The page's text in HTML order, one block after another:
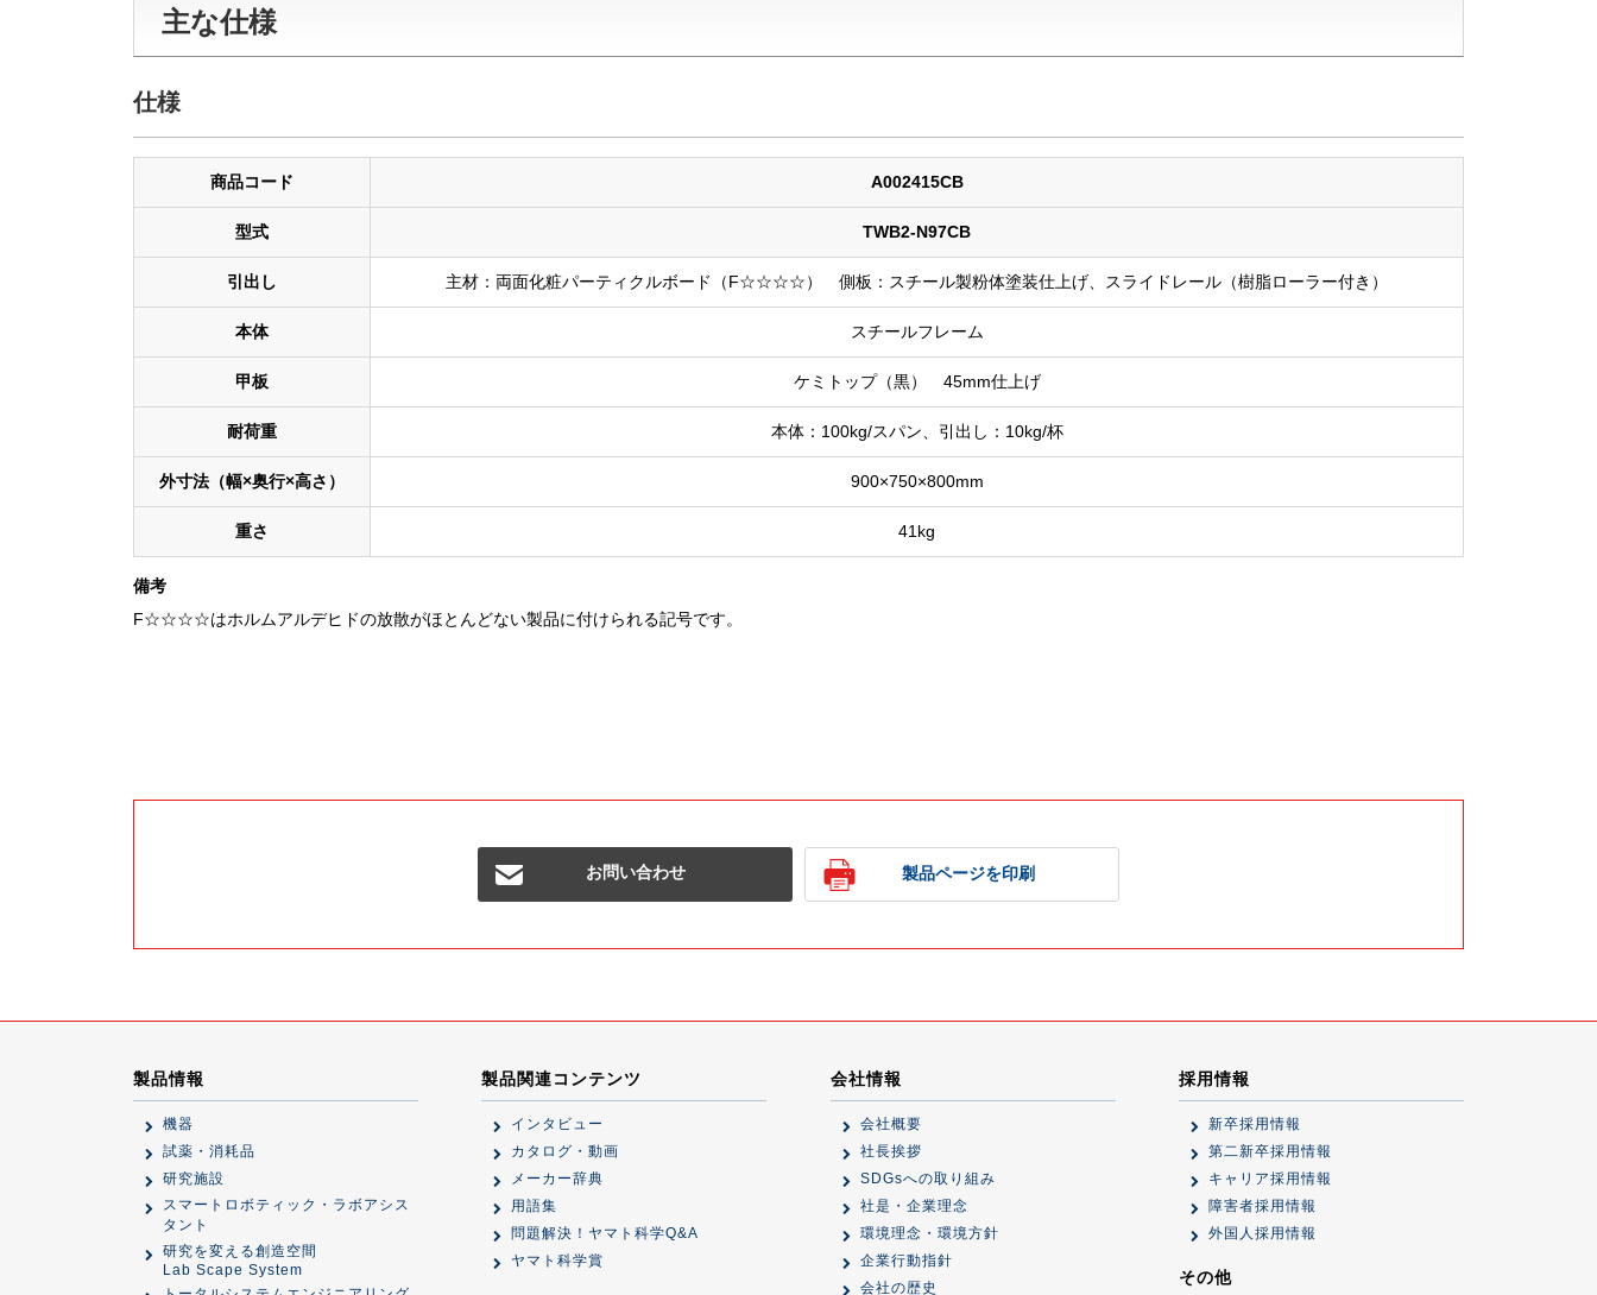
主な仕様
仕様
商品コード A002415CB
型式 TWB2-N97CB
引出し 主材：両面化粧パーティクルボード（F☆☆☆☆） 側板：スチール製粉体塗装仕上げ、スライドレール（樹脂ローラー付き）
本体 スチールフレーム
甲板 ケミトップ（黒） 45mm仕上げ
耐荷重 本体：100kg/スパン、引出し：10kg/杯
外寸法（幅×奥行×高さ） 900×750×800mm
重さ 41kg
備考
F☆☆☆☆はホルムアルデヒドの放散がほとんどない製品に付けられる記号です。
お問い合わせ 製品ページを印刷
製品情報
機器
試薬・消耗品
研究施設
スマートロボティック・ラボアシス
タント
研究を変える創造空間
Lab Scape System
製品関連コンテンツ
インタビュー
カタログ・動画
メーカー辞典
用語集
問題解決！ヤマト科学Q&A
ヤマト科学賞
会社情報
会社概要
社長挨拶
SDGsへの取り組み
社是・企業理念
環境理念・環境方針
企業行動指針
会社の歴史
採用情報
新卒採用情報
第二新卒採用情報
キャリア採用情報
障害者採用情報
外国人採用情報
その他